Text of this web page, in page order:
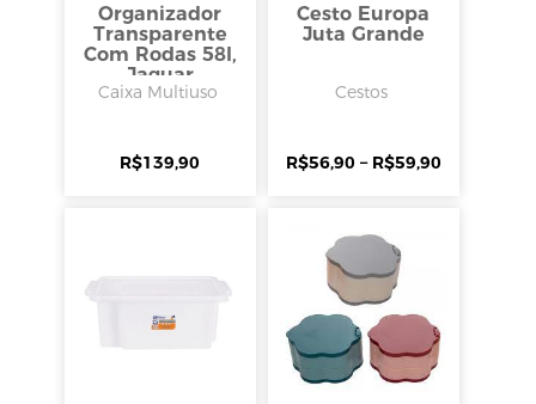
Organizador
Transparente
Com Rodas 58l,
Jaguar
Caixa Multiuso
R$139,90
Cesto Europa
Juta Grande
Cestos
R$56,90 – R$59,90